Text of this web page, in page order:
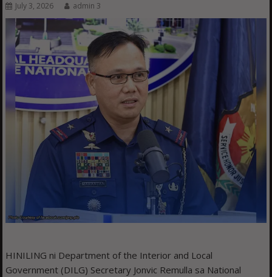
July 3, 2026 admin 3
HINILING ni Department of the Interior and Local
Government (DILG) Secretary Jonvic Remulla sa National